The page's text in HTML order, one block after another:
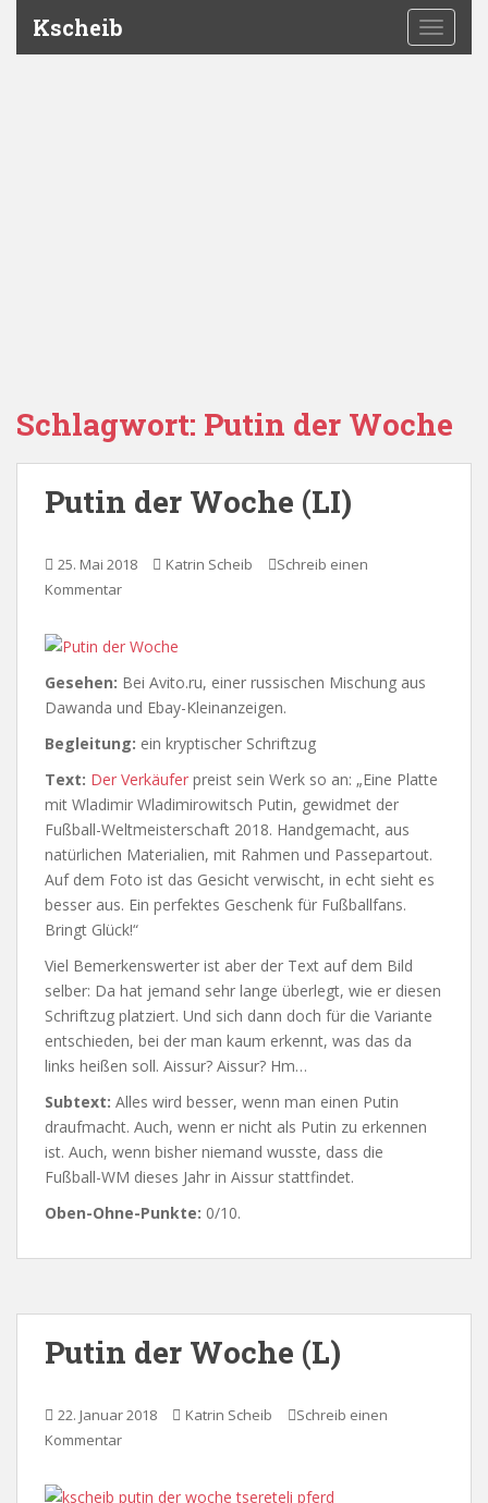
Kscheib
Schlagwort: Putin der Woche
Putin der Woche (LI)
25. Mai 2018 Katrin Scheib
Schreib einen
Kommentar
Gesehen: Bei Avito.ru, einer russischen Mischung aus
Dawanda und Ebay-Kleinanzeigen.
Begleitung: ein kryptischer Schriftzug
Text: Der Verkäufer preist sein Werk so an: „Eine Platte
mit Wladimir Wladimirowitsch Putin, gewidmet der
Fußball-Weltmeisterschaft 2018. Handgemacht, aus
natürlichen Materialien, mit Rahmen und Passepartout.
Auf dem Foto ist das Gesicht verwischt, in echt sieht es
besser aus. Ein perfektes Geschenk für Fußballfans.
Bringt Glück!“
Viel Bemerkenswerter ist aber der Text auf dem Bild
selber: Da hat jemand sehr lange überlegt, wie er diesen
Schriftzug platziert. Und sich dann doch für die Variante
entschieden, bei der man kaum erkennt, was das da
links heißen soll. Aissur? Aissur? Hm…
Subtext: Alles wird besser, wenn man einen Putin
draufmacht. Auch, wenn er nicht als Putin zu erkennen
ist. Auch, wenn bisher niemand wusste, dass die
Fußball-WM dieses Jahr in Aissur stattfindet.
Oben-Ohne-Punkte: 0/10.
Putin der Woche (L)
22. Januar 2018 Katrin Scheib
Schreib einen
Kommentar